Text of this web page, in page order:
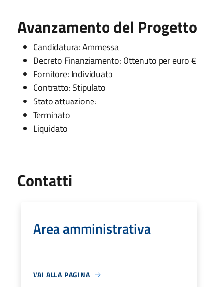
Avanzamento del Progetto
Candidatura: Ammessa
Decreto Finanziamento: Ottenuto per euro €
Fornitore: Individuato
Contratto: Stipulato
Stato attuazione:
Terminato
Liquidato
Contatti
Area amministrativa
VAI ALLA PAGINA